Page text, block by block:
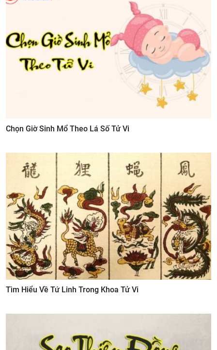
Chọn Giờ Sinh Mổ Theo Lá Số Tử Vi
Tìm Hiểu Về Tứ Linh Trong Khoa Tử Vi